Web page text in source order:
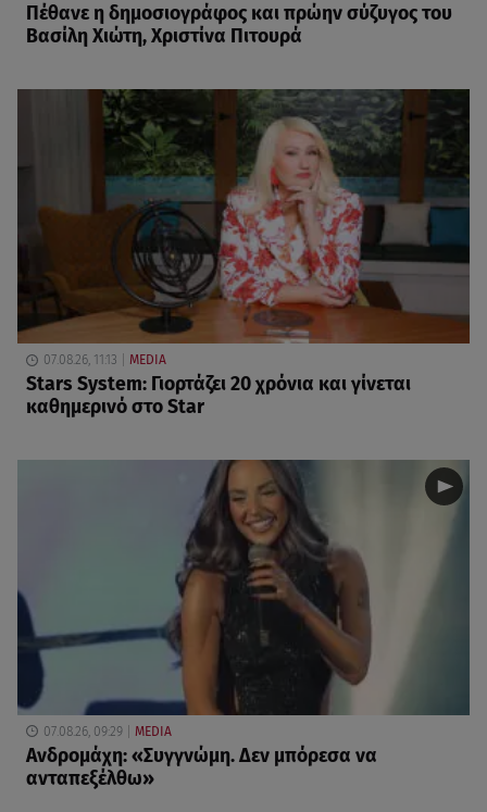
Πέθανε η δημοσιογράφος και πρώην σύζυγος του
Βασίλη Χιώτη, Χριστίνα Πιτουρά
07.08.26, 11:13 MEDIA
Stars System: Γιορτάζει 20 χρόνια και γίνεται
καθημερινό στο Star
07.08.26, 09:29 MEDIA
Ανδρομάχη: «Συγγνώμη. Δεν μπόρεσα να
ανταπεξέλθω»